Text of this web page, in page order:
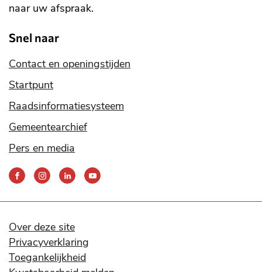
naar uw afspraak.
Snel naar
Contact en openingstijden
Startpunt
Raadsinformatiesysteem
Gemeentearchief
Pers en media
Bereik
ons
social
media
kanalen
Over deze site
Privacyverklaring
Toegankelijkheid